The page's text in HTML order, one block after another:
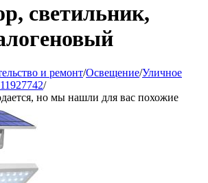
светильник,
и ремонт/Освещение/Уличное
/
но мы нашли для вас похожие